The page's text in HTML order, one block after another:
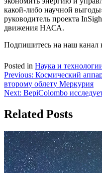
какой-либо научной
руководитель проекта
движения НАСА.
Подпишитесь на наш канал
Posted in Наука и
Навигация
по
Previous: Космический
второму облету Меркурия
Next: BepiColombo
Related Posts